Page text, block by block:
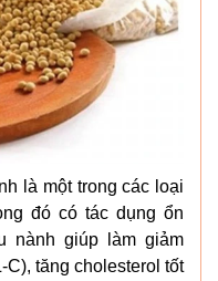
là một trong các loại
đó có tác dụng ổn
nành giúp làm giảm
C), tăng cholesterol tốt